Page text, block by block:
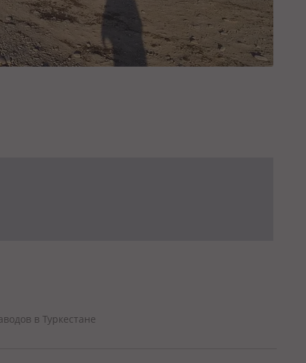
в Туркестане